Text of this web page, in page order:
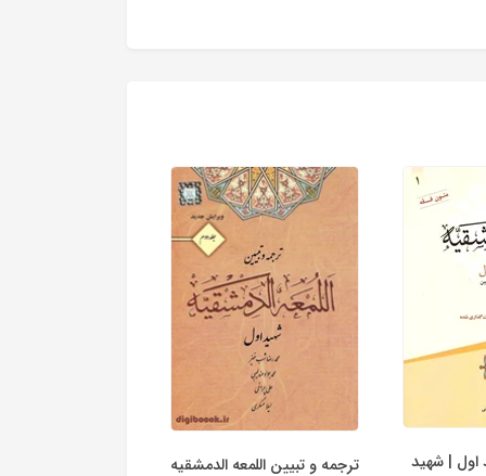
اول | شهید
ترجمه و تبیین اللمعه الدمشقیه